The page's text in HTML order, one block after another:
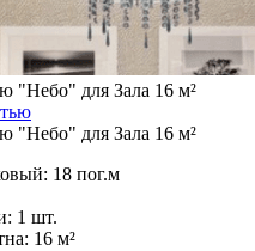
"Небо" для Зала 16 м²
"Небо" для Зала 16 м²
18 пог.м
1 шт.
16 м²